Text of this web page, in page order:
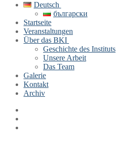
Deutsch
български
Startseite
Veranstaltungen
Über das BKI
Geschichte des Instituts
Unsere Arbeit
Das Team
Galerie
Kontakt
Archiv